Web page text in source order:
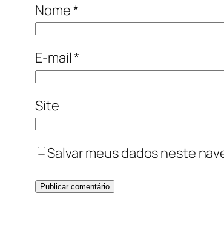
Nome*
E-mail*
Site
Salvar meus dados neste